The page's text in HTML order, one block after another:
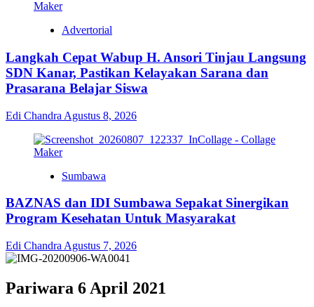
Advertorial
Langkah Cepat Wabup H. Ansori Tinjau Langsung
SDN Kanar, Pastikan Kelayakan Sarana dan
Prasarana Belajar Siswa
Edi Chandra Agustus 8, 2026
Sumbawa
BAZNAS dan IDI Sumbawa Sepakat Sinergikan
Program Kesehatan Untuk Masyarakat
Edi Chandra Agustus 7, 2026
Pariwara 6 April 2021